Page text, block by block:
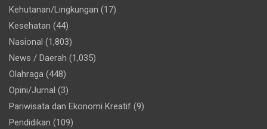
Kehutanan/Lingkungan (17)
Kesehatan (44)
Nasional (1,803)
News / Daerah (1,035)
Olahraga (448)
Opini/Jurnal (3)
Pariwisata dan Ekonomi Kreatif (9)
Pendidikan (109)